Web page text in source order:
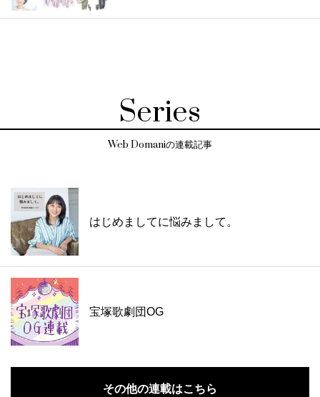
Series
Web Domaniの連載記事
はじめましてに悩みまして。
宝塚歌劇団OG
その他の連載はこちら